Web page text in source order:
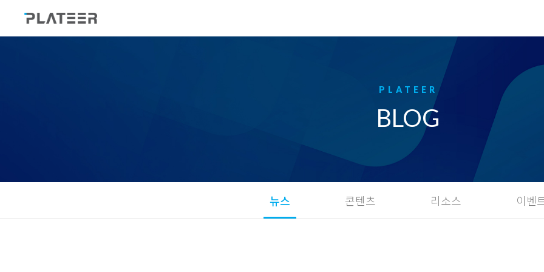
BLOG
뉴스 콘텐츠 리소스 이벤